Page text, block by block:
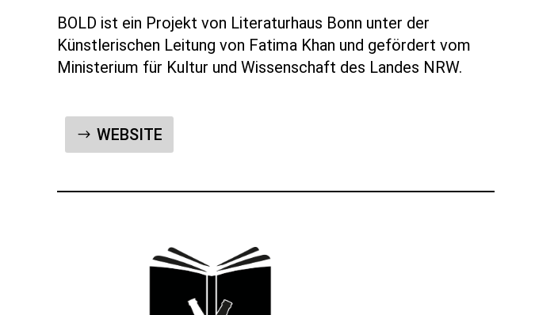
BOLD ist ein Projekt von Literaturhaus Bonn unter der
Künstlerischen Leitung von Fatima Khan und gefördert vom
Ministerium für Kultur und Wissenschaft des Landes NRW.
WEBSITE